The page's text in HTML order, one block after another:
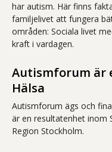
har autism. Här finns
familjelivet att fungera
områden: Sociala livet
kraft i vardagen.
Autismforum är
Hälsa
Autismforum ägs och
är en resultatenhet inom
Region Stockholm.